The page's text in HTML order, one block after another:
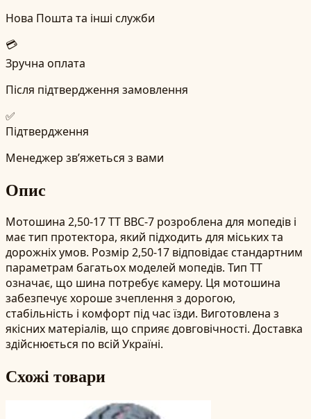
Нова Пошта та інші служби
💳
Зручна оплата
Після підтвердження замовлення
✅
Підтвердження
Менеджер зв’яжеться з вами
Опис
Мотошина 2,50-17 TT BBC-7 розроблена для мопедів і
має тип протектора, який підходить для міських та
дорожніх умов. Розмір 2,50-17 відповідає стандартним
параметрам багатьох моделей мопедів. Тип TT
означає, що шина потребує камеру. Ця мотошина
забезпечує хороше зчеплення з дорогою,
стабільність і комфорт під час їзди. Виготовлена з
якісних матеріалів, що сприяє довговічності. Доставка
здійснюється по всій Україні.
Схожі товари